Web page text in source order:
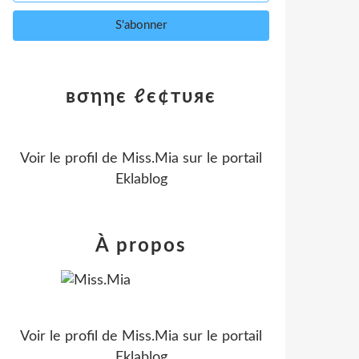
вσηηє ℓє¢тυяє
Voir le profil de Miss.Mia sur le portail
Eklablog
À propos
Voir le profil de Miss.Mia sur le portail